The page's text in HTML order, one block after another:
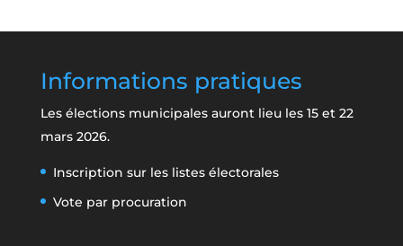
Informations pratiques
Les élections municipales auront lieu les 15 et 22
mars 2026.
Inscription sur les listes électorales
Vote par procuration